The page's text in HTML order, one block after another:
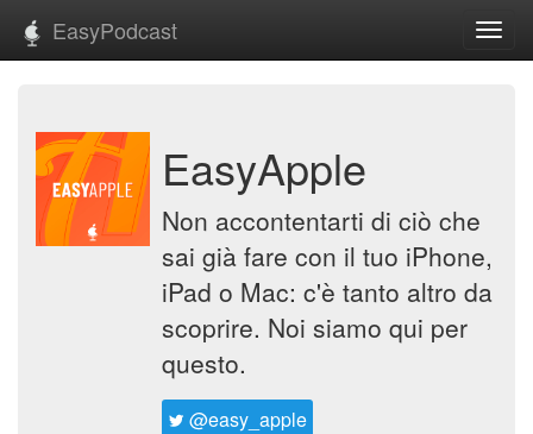
EasyPodcast
EasyApple
Non accontentarti di ciò che
sai già fare con il tuo iPhone,
iPad o Mac: c'è tanto altro da
scoprire. Noi siamo qui per
questo.
@easy_apple